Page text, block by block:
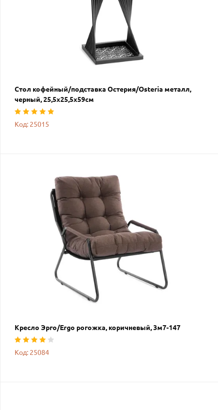
Стол кофейный/подставка Остерия/Osteria металл,
черный, 25,5х25,5х59см
Код: 25015
Кресло Эрго/Ergo рогожка, коричневый, 3м7-147
Код: 25084